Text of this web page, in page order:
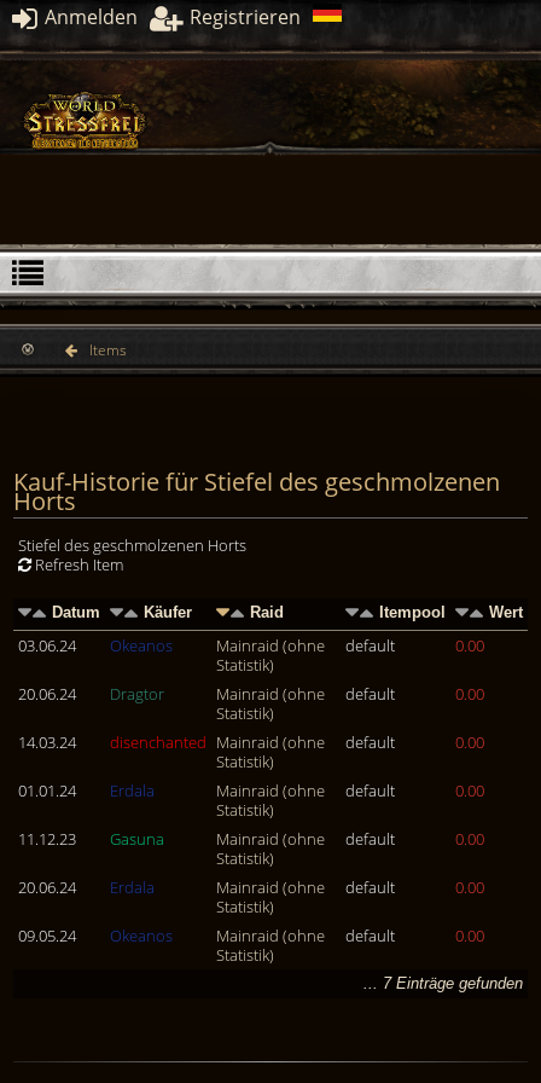
Anmelden Registrieren
Items
Kauf-Historie für Stiefel des geschmolzenen
Horts
Stiefel des geschmolzenen Horts
Refresh Item
Datum Käufer Raid Itempool Wert
03.06.24 Okeanos
Mainraid (ohne
Statistik)
default 0.00
20.06.24 Dragtor
Mainraid (ohne
Statistik)
default 0.00
14.03.24 disenchanted Mainraid (ohne
Statistik)
default 0.00
01.01.24 Erdala
Mainraid (ohne
Statistik)
default 0.00
11.12.23 Gasuna
Mainraid (ohne
Statistik)
default 0.00
20.06.24 Erdala
Mainraid (ohne
Statistik)
default 0.00
09.05.24 Okeanos
Mainraid (ohne
Statistik)
default 0.00
... 7 Einträge gefunden